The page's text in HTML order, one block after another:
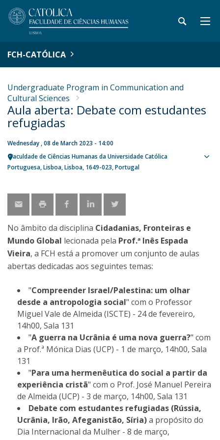
FCH-CATÓLICA
Undergraduate Program in Communication and
Cultural Sciences
Aula aberta: Debate com estudantes
refugiadas
Wednesday , 08 de March 2023 - 14:00
Faculdade de Ciências Humanas da Universidade Católica
Portuguesa Lisboa Lisboa 1649-023 Portugal
No âmbito da disciplina Cidadanias, Fronteiras e
Mundo Global lecionada pela Prof.ª Inês Espada
Vieira, ​a FCH está a promover um conjunto de aulas
abertas dedicadas aos seguintes temas:
"Compreender Israel/Palestina: um olhar
desde a antropologia social" com o Professor
Miguel Vale de Almeida (ISCTE) - 24 de fevereiro,
14h00, Sala 131
"A guerra na Ucrânia é uma nova guerra?" com
a Prof.ª Mónica Dias (UCP) - 1 de março, 14h00, Sala
131
"Para uma hermenêutica do social a partir da
experiência cristã" com o Prof. José Manuel Pereira
de Almeida (UCP) - 3 de março, 14h00, Sala 131
Debate com estudantes refugiadas (Rússia,
Ucrânia, Irão, Afeganistão, Síria)a propósito do
Dia Internacional da Mulher - 8 de março,